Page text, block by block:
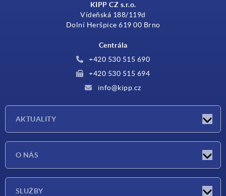
KIPP CZ s.r.o.
Vídeňská 188/119d
Dolní Heršpice 619 00 Brno
Centrála
+420 530 515 690
+420 530 515 694
info@kipp.cz
AKTUALITY
O NÁS
SLUŽBY